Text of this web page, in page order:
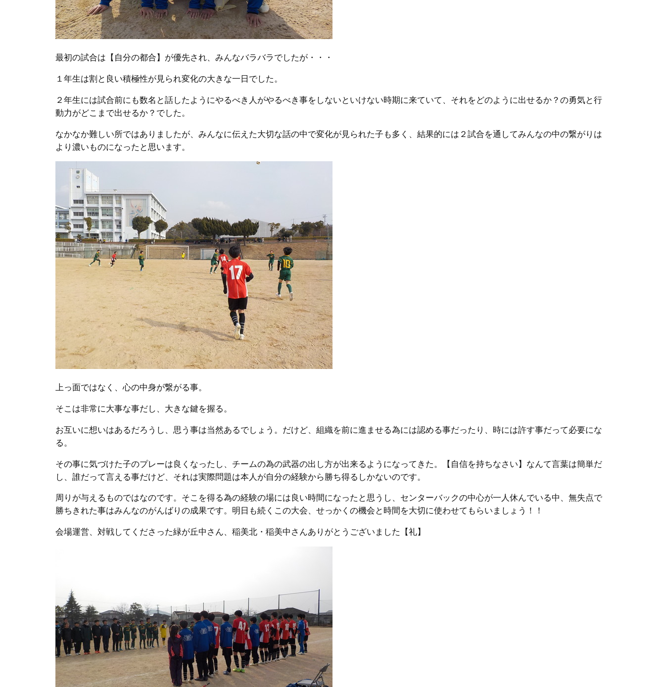
最初の試合は【自分の都合】が優先され、みんなバラバラでしたが・・・
１年生は割と良い積極性が見られ変化の大きな一日でした。
２年生には試合前にも数名と話したようにやるべき人がやるべき事をしないといけない時期に来ていて、それをどのように出せるか？の勇気と行
動力がどこまで出せるか？でした。
なかなか難しい所ではありましたが、みんなに伝えた大切な話の中で変化が見られた子も多く、結果的には２試合を通してみんなの中の繋がりは
より濃いものになったと思います。
上っ面ではなく、心の中身が繋がる事。
そこは非常に大事な事だし、大きな鍵を握る。
お互いに想いはあるだろうし、思う事は当然あるでしょう。だけど、組織を前に進ませる為には認める事だったり、時には許す事だって必要にな
る。
その事に気づけた子のプレーは良くなったし、チームの為の武器の出し方が出来るようになってきた。【自信を持ちなさい】なんて言葉は簡単だ
し、誰だって言える事だけど、それは実際問題は本人が自分の経験から勝ち得るしかないのです。
周りが与えるものではなのです。そこを得る為の経験の場には良い時間になったと思うし、センターバックの中心が一人休んでいる中、無失点で
勝ちきれた事はみんなのがんばりの成果です。明日も続くこの大会、せっかくの機会と時間を大切に使わせてもらいましょう！！
会場運営、対戦してくださった緑が丘中さん、稲美北・稲美中さんありがとうございました【礼】